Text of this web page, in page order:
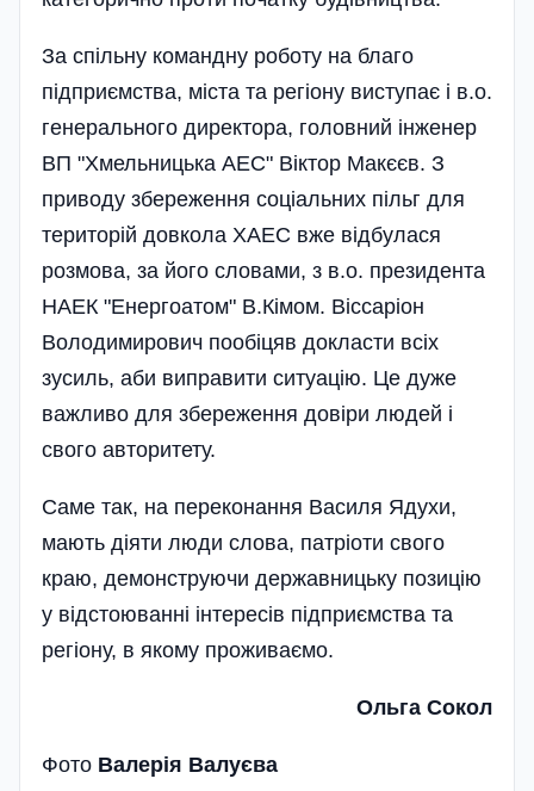
За спільну командну роботу на благо
підприємства, міста та регіону виступає і в.о.
генерального директора, головний інженер
ВП "Хмельницька АЕС" Віктор Макєєв. З
приводу збереження соціальних пільг для
територій довкола ХАЕС вже відбулася
розмова, за його словами, з в.о. президента
НАЕК "Енергоатом" В.Кімом. Віссаріон
Володимирович пообіцяв докласти всіх
зусиль, аби виправити ситуацію. Це дуже
важливо для збереження довіри людей і
свого авторитету.
Саме так, на переконання Василя Ядухи,
мають діяти люди слова, патріоти свого
краю, демонструючи державницьку позицію
у відстоюванні інтересів підприємства та
регіону, в якому проживаємо.
Ольга Сокол
Фото Валерія Валуєва